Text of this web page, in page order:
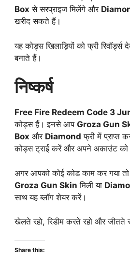
Box से सरप्राइज मिलेंगे और
खरीद सकते हैं।
यह कोड्स खिलाड़ियों को फ्री
बनाते हैं।
निष्कर्ष
Free Fire Redeem Code 3
कोड्स हैं। इनसे आप Groza Gun
Box और Diamond फ्री में प्राप्त
कोड्स ट्राई करें और अपने अकाउंट को
अगर आपको कोई कोड काम कर गया
Groza Gun Skin मिली या
साथ यह ब्लॉग शेयर करें।
खेलते रहो, रिडीम करते रहो और जीतते
Share this: